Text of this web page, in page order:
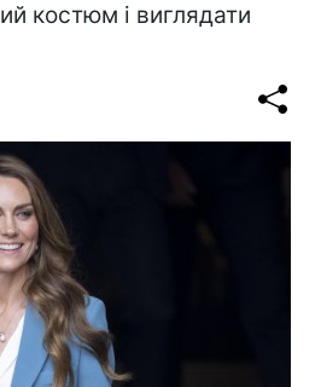
костюм і виглядати